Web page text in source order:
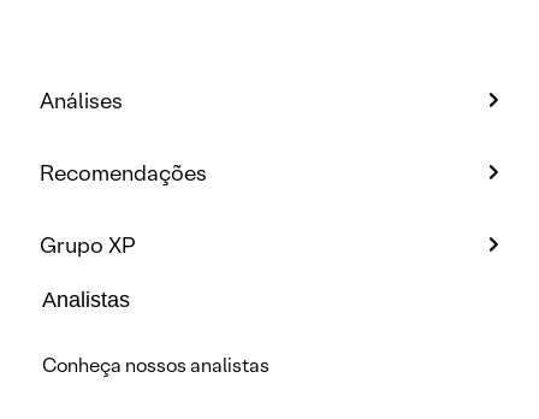
Análises
Recomendações
Grupo XP
Analistas
Conheça nossos analistas